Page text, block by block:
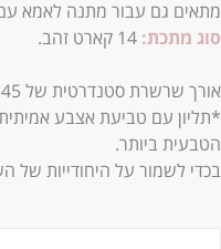
מתאים גם עבור מתנה לאמא
סוג מתכת: 14 קארט זהב.
אורך שרשרת סטנדרטית של 45 ס״מ (ניתן להזמין אורכים שונים)
*תליון עם טביעת אצבע
הטבעית ביותר.
בכדי לשמור על היחודייות של